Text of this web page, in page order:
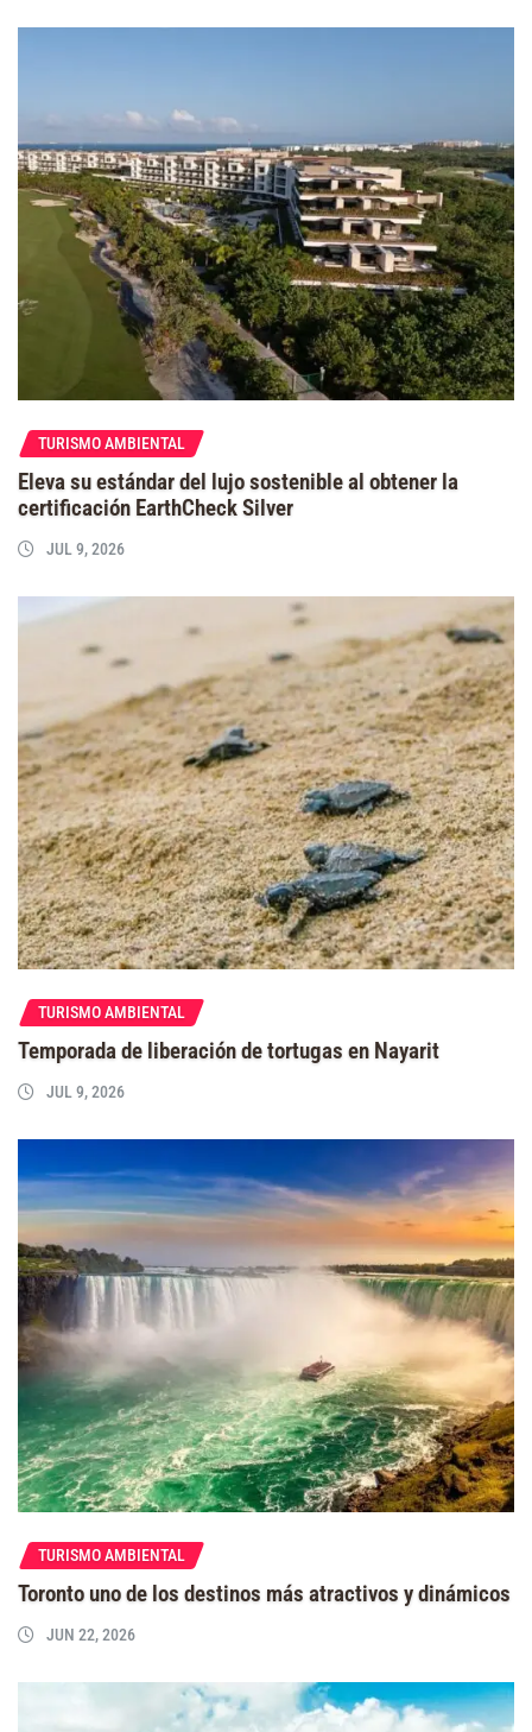
TURISMO AMBIENTAL
Eleva su estándar del lujo sostenible al obtener la
certificación EarthCheck Silver
JUL 9, 2026
TURISMO AMBIENTAL
Temporada de liberación de tortugas en Nayarit
JUL 9, 2026
TURISMO AMBIENTAL
Toronto uno de los destinos más atractivos y dinámicos
JUN 22, 2026